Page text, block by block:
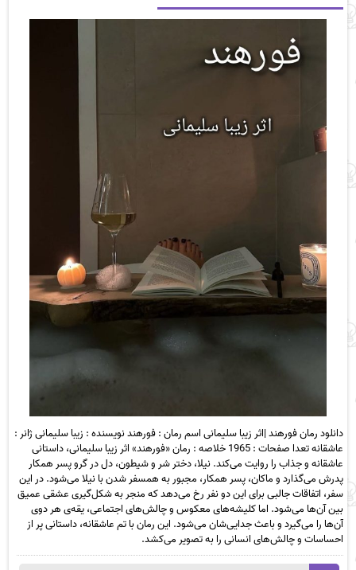
دانلود رمان فورهند |اثر زیبا سلیمانی اسم رمان : فورهند نویسنده : زیبا سلیمانی ژانر :
عاشقانه تعدا صفحات : 1965 خلاصه : رمان «فورهند» اثر زیبا سلیمانی، داستانی
عاشقانه و جذاب را روایت می‌کند. نیلا، دختر شر و شیطون، دل در گرو پسر همکار
پدرش می‌گذارد و ماکان، پسر همکار، مجبور به همسفر شدن با نیلا می‌شود. در این
سفر، اتفاقات جالبی برای این دو نفر رخ می‌دهد که منجر به شکل‌گیری عشقی عمیق
بین آن‌ها می‌شود. اما کلیشه‌های معکوس و چالش‌های اجتماعی، یقه‌ی هر دوی
آن‌ها را می‌گیرد و باعث جدایی‌شان می‌شود. این رمان با تم عاشقانه، داستانی پر از
احساسات و چالش‌های انسانی را به تصویر می‌کشد.